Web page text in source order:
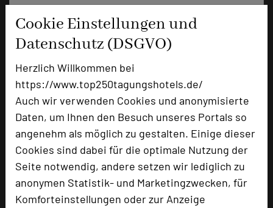
Cookie Einstellungen und
Datenschutz (DSGVO)
Herzlich Willkommen bei
https://www.top250tagungshotels.de/
Auch wir verwenden Cookies und anonymisierte
Daten, um Ihnen den Besuch unseres Portals so
angenehm als möglich zu gestalten. Einige dieser
Cookies sind dabei für die optimale Nutzung der
Seite notwendig, andere setzen wir lediglich zu
anonymen Statistik- und Marketingzwecken, für
Komforteinstellungen oder zur Anzeige
phone +49 6152 1810
mail Email
zur Tagungsanfrage hinzufügen add_circle
Hotel bewerten
Hoteldaten